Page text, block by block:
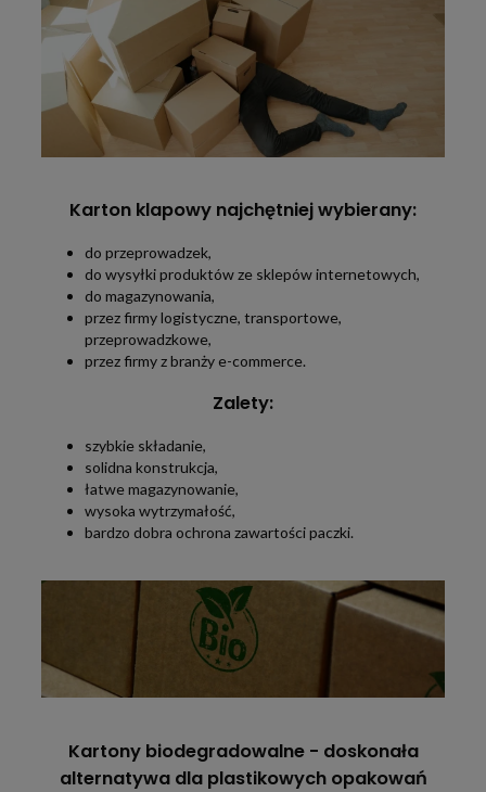
Karton klapowy najchętniej wybierany:
do przeprowadzek,
do wysyłki produktów ze sklepów internetowych,
do magazynowania,
przez firmy logistyczne, transportowe,
przeprowadzkowe,
przez firmy z branży e-commerce.
Zalety:
szybkie składanie,
solidna konstrukcja,
łatwe magazynowanie,
wysoka wytrzymałość,
bardzo dobra ochrona zawartości paczki.
Kartony biodegradowalne - doskonała
alternatywa dla plastikowych opakowań